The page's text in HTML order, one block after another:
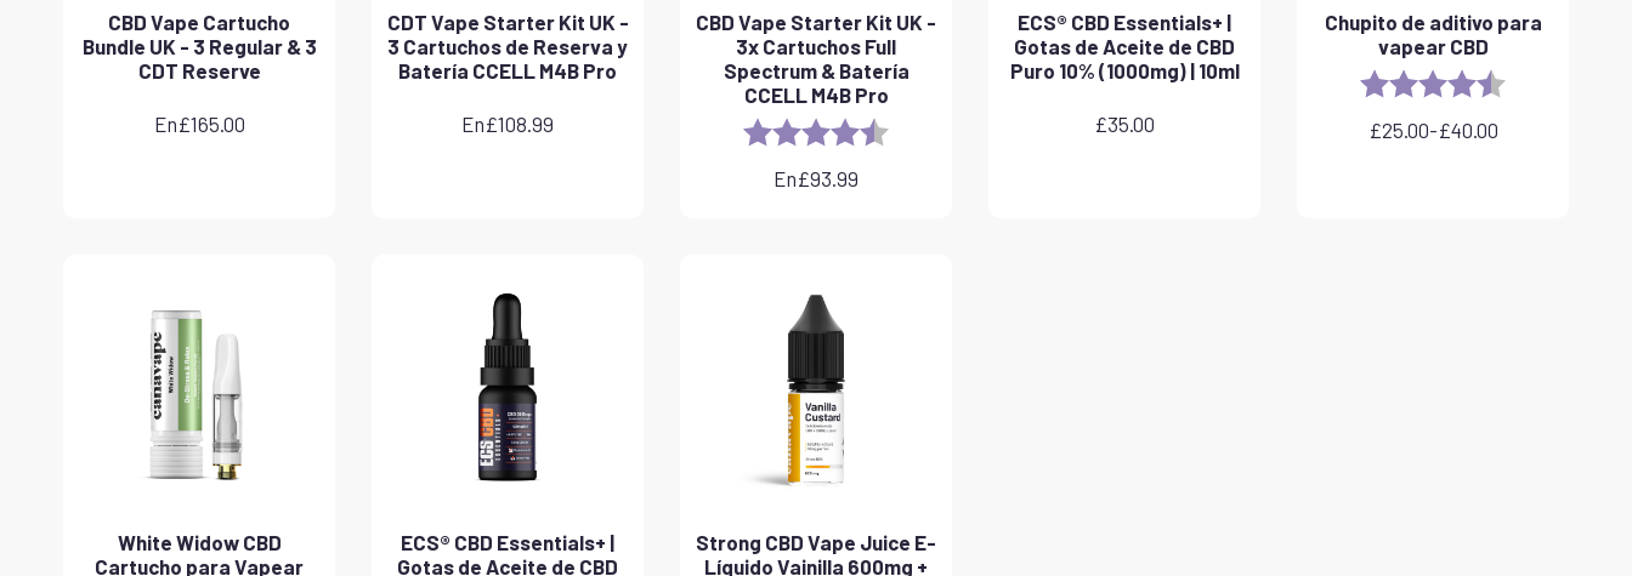
CBD Vape Cartucho
Bundle UK - 3 Regular & 3
CDT Reserve
En£165.00
CDT Vape Starter Kit UK -
3 Cartuchos de Reserva y
Batería CCELL M4B Pro
En£108.99
CBD Vape Starter Kit UK -
3x Cartuchos Full
Spectrum & Batería
CCELL M4B Pro
Rating:
En£93.99
ECS® CBD Essentials+ |
Gotas de Aceite de CBD
Puro 10% (1000mg) | 10ml
£35.00
Chupito de aditivo para
vapear CBD
Rating:
£25.00-£40.00
Rango
White Widow CBD
Cartucho para Vapear
ECS® CBD Essentials+ |
Gotas de Aceite de CBD
Strong CBD Vape Juice E-
Líquido Vainilla 600mg +